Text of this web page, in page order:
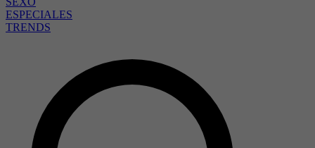
ESPECIALES
TRENDS